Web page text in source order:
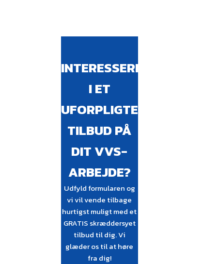
INTERESSERET
I ET
UFORPLIGTENDE
TILBUD PÅ
DIT VVS-
ARBEJDE?
Udfyld formularen og
vi vil vende tilbage
hurtigst muligt med et
GRATIS skræddersyet
tilbud til dig. Vi
glæder os til at høre
fra dig!